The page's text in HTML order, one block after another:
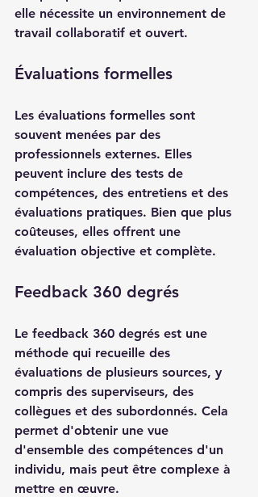
elle nécessite un environnement de
travail collaboratif et ouvert.
Évaluations formelles
Les évaluations formelles sont
souvent menées par des
professionnels externes. Elles
peuvent inclure des tests de
compétences, des entretiens et des
évaluations pratiques. Bien que plus
coûteuses, elles offrent une
évaluation objective et complète.
Feedback 360 degrés
Le feedback 360 degrés est une
méthode qui recueille des
évaluations de plusieurs sources, y
compris des superviseurs, des
collègues et des subordonnés. Cela
permet d'obtenir une vue
d'ensemble des compétences d'un
individu, mais peut être complexe à
mettre en œuvre.